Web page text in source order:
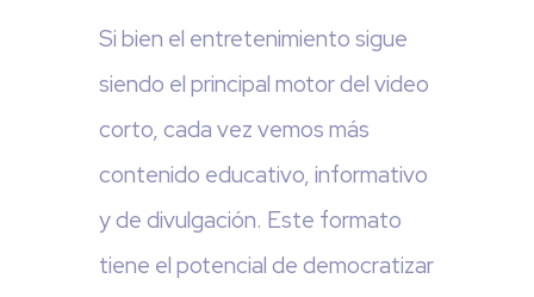
Si bien el entretenimiento sigue
siendo el principal motor del video
corto, cada vez vemos más
contenido educativo, informativo
y de divulgación. Este formato
tiene el potencial de democratizar